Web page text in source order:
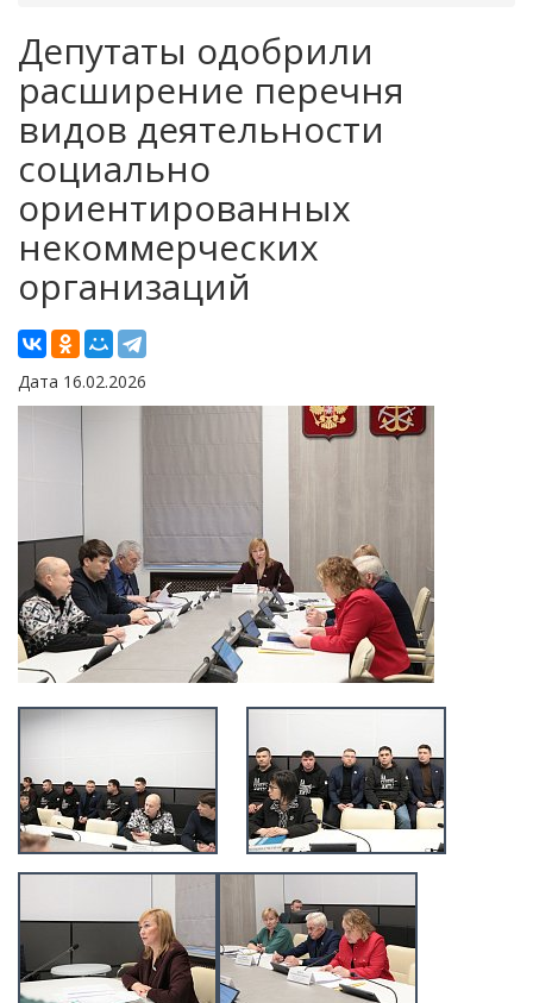
Депутаты одобрили
расширение перечня
видов деятельности
социально
ориентированных
некоммерческих
организаций
Дата 16.02.2026